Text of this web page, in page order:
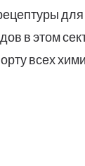
в этом
всех